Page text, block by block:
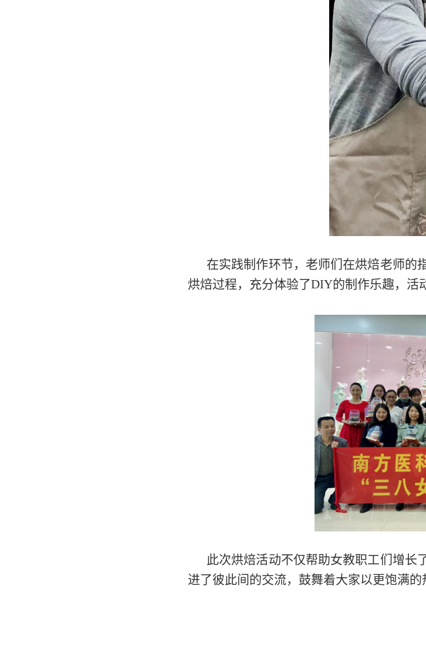
在实践制作环节，老师们在烘焙老师的
烘焙过程，充分体验了DIY的制作乐趣，活
此次烘焙活动不仅帮助女教职工们增长
进了彼此间的交流，鼓舞着大家以更饱满的